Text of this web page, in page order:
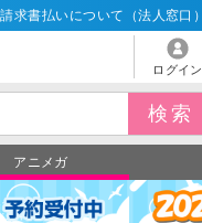
請求書払いについて（法人窓口）
ログイン
アニメガ